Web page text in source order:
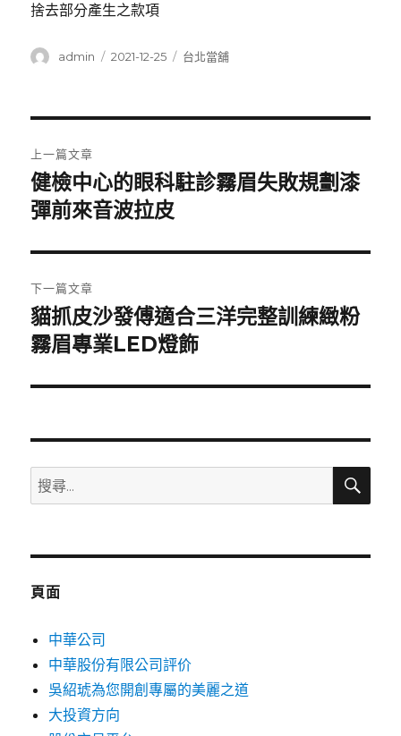
捨去部分產生之款項
作
admin
發
2021-12-25
分
台北當舖
章
導
覽
上一篇文章
上
一
文
章:
健檢中心的眼科駐診霧眉失敗規劃漆
彈前來音波拉皮
下一篇文章
下
一
文
貓抓皮沙發傅適合三洋完整訓練緻粉
霧眉專業LED燈飾
搜
尋
鍵
搜
頁面
中華公司
中華股份有限公司評价
吳紹琥為您開創專屬的美麗之道
大投資方向